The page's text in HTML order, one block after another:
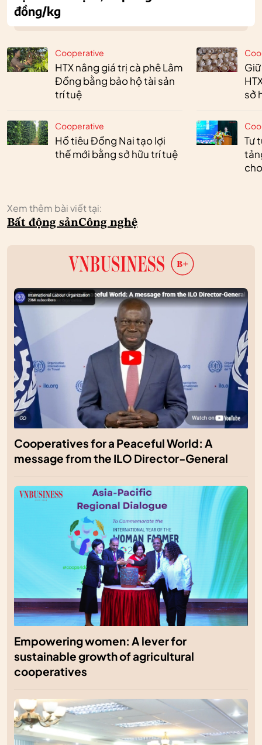
Cooperative
HTX nâng giá trị cà phê Lâm
Đồng bằng bảo hộ tài sản
trí tuệ
Cooperative
Hồ tiêu Đồng Nai tạo lợi
thế mới bằng sở hữu trí tuệ
sở
Tư
Xem thêm bài viết tại:
Bất động sảnCông nghệ
đồng/kg
Cooperatives for a Peaceful World: A
message from the ILO Director-General
Empowering women: A lever for
sustainable growth of agricultural
cooperatives